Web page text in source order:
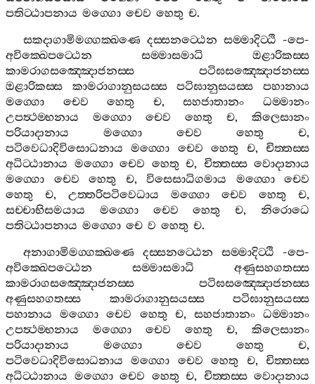
පතිට‍්ඨාපනාය මග‍්ගො චෙව හෙතු ච.
සකදාගාමිමග‍්ගක‍්ඛණෙ දස‍්සනට‍්ඨෙන සම‍්මාදිට‍්ඨි -පෙ-
අවික‍්ඛෙපට‍්ඨෙන
සම‍්මාසමාධි
ඔළාරිකස‍්ස
කාමරාගසඤ‍්ඤොජනස‍්ස
පටිඝසඤ‍්ඤොජනස‍්ස
ඔළාරිකස‍්ස
කාමරාගානුසයස‍්ස පටිඝානුසයස‍්ස
පහානාය
මග‍්ගො
චෙව හෙතු ච,සහජාතානං
ධම‍්මානං
උපත්‍ථම‍්භනාය
මග‍්ගො චෙව හෙතු ච, කිලෙසානං
පරියාදානාය
මග‍්ගො චෙව හෙතු ච,
පටිවෙධාදිවිසොධනාය
මග‍්ගො චෙව හෙතු ච,චිත‍්තස‍්ස
අධිට‍්ඨානාය මග‍්ගො චෙව හෙතු ච, චිත‍්තස‍්ස වොදානාය
මග‍්ගො
චෙව හෙතු ච, විසෙසාධිගමාය මග‍්ගො
චෙව
හෙතු
ච, උත‍්තරිපටිවෙධාය මග‍්ගො චෙව හෙතු ච,
සච‍්චාභිසමයාය
මග‍්ගො චෙව හෙතු ච,නිරොධෙ
පතිට‍්ඨාපනාය මග‍්ගො චෙ ව හෙතු ච.
අනාගාමිමග‍්ගක‍්ඛණෙ
දස‍්සනට‍්ඨෙන සම‍්මාදිට‍්ඨි -පෙ-
අවික‍්ඛෙපට‍්ඨෙන
සම‍්මාසමාධි
අණුසහගතස‍්ස
කාමරාගසඤ‍්ඤොජනස‍්ස
පටිඝසඤ‍්ඤොජනස‍්ස
අණුසහගතස‍්ස
කාමරාගානුසයස‍්ස
පටිඝානුසයස‍්ස
පහානාය
මග‍්ගො චෙව හෙතු ච, සහජාතානං ධම‍්මානං
උපත්‍ථම‍්භනාය
මග‍්ගො චෙව හෙතු ච, කිලෙසානං
පරියාදානාය
මග‍්ගො චෙව හෙතු ච,
පටිවෙධාදිවිසොධනාය
මග‍්ගො චෙව හෙතු ච,චිත‍්තස‍්ස
අධිට‍්ඨානාය මග‍්ගො චෙව හෙතු ච, චිත‍්තස‍්ස වොදානාය